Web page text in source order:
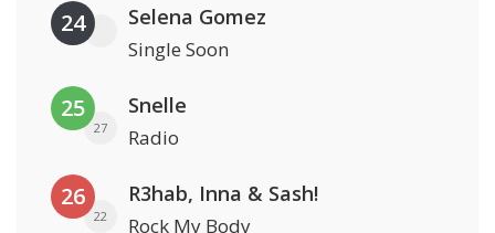
24 Selena Gomez
Single Soon
25
27
Snelle
Radio
26
22
R3hab, Inna & Sash!
Rock My Body